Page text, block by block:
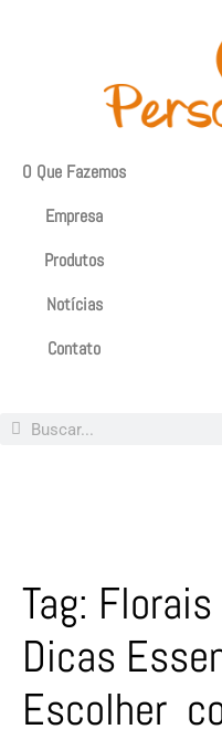
O Que Fazemos
Empresa
Produtos
Notícias
Contato
Tag:
Dicas
Escolher